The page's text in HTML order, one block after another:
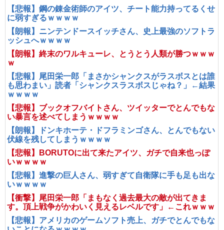
【悲報】鋼の錬金術師のアイツ、チート能力持ってるくせ
に弱すぎるｗｗｗｗ
【朗報】ニンテンドースイッチさん、史上最強のソフトラ
ッシュへｗｗｗｗ
【朗報】終末のワルキューレ、とうとう人類が勝つｗｗｗ
ｗ
【悲報】尾田栄一郎「まさかシャンクスがラスボスとは誰
も思わまい」読者「シャンクスラスボスじゃね？」←結果
ｗｗｗｗ
【悲報】ブックオフバイトさん、ツイッターでとんでもな
い暴言を述べてしまうｗｗｗｗ
【朗報】ドンキホーテ・ドフラミンゴさん、とんでもない
伏線を残してしまうｗｗｗｗ
【悲報】BORUTOに出て来たアイツ、ガチで自来也っぽ
いｗｗｗｗ
【悲報】進撃の巨人さん、弱すぎて自衛隊に手も足も出な
いｗｗｗｗ
【衝撃】尾田栄一郎「まもなく過去最大の敵が出てきま
す。頂上戦争がかわいく見えるレベルです」←これｗｗｗ
【悲報】アメリカのゲームソフト売上、ガチでとんでもな